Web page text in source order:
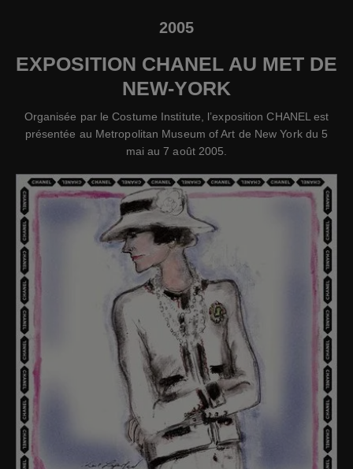
2005
EXPOSITION CHANEL AU MET DE
NEW-YORK
Organisée par le Costume Institute, l’exposition CHANEL est
présentée au Metropolitan Museum of Art de New York du 5
mai au 7 août 2005.